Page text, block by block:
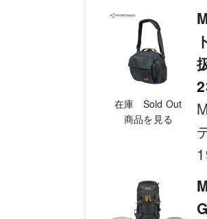
在庫 Sold Out
商品を見る